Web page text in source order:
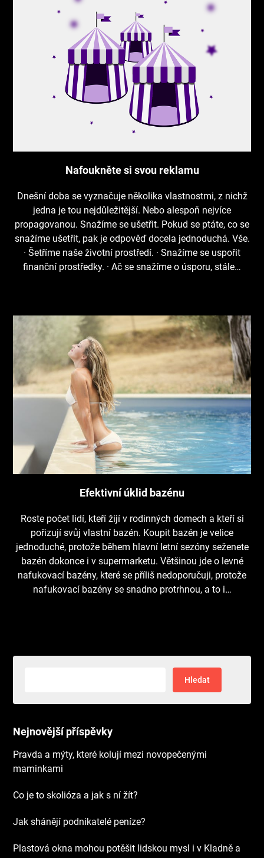
Nafoukněte si svou reklamu
Dnešní doba se vyznačuje několika vlastnostmi, z nichž
jedna je tou nejdůležitější. Nebo alespoň nejvíce
propagovanou. Snažíme se ušetřit. Pokud se ptáte, co se
snažíme ušetřit, pak je odpověď docela jednoduchá. Vše.
· Šetříme naše životní prostředí. · Snažíme se uspořit
finanční prostředky. · Ač se snažíme o úsporu, stále…
Efektivní úklid bazénu
Roste počet lidí, kteří žijí v rodinných domech a kteří si
pořizují svůj vlastní bazén. Koupit bazén je velice
jednoduché, protože během hlavní letní sezóny seženete
bazén dokonce i v supermarketu. Většinou jde o levné
nafukovací bazény, které se příliš nedoporučuji, protože
nafukovací bazény se snadno protrhnou, a to i…
Nejnovější příspěvky
Pravda a mýty, které kolují mezi novopečenými
maminkami
Co je to skolióza a jak s ní žít?
Jak shánějí podnikatelé peníze?
Plastová okna mohou potěšit lidskou mysl i v Kladně a